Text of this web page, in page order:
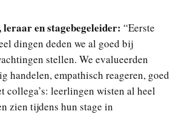
leraar en stagebegeleider: “Eerste
dingen deden we al goed bij
stellen. We evalueerden
handelen, empathisch reageren, goed
collega’s: leerlingen wisten al heel
zien tijdens hun stage in